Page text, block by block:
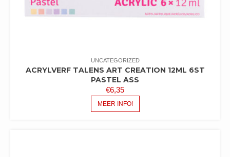
UNCATEGORIZED
ACRYLVERF TALENS ART CREATION 12ML 6ST
PASTEL ASS
€6,35
MEER INFO!